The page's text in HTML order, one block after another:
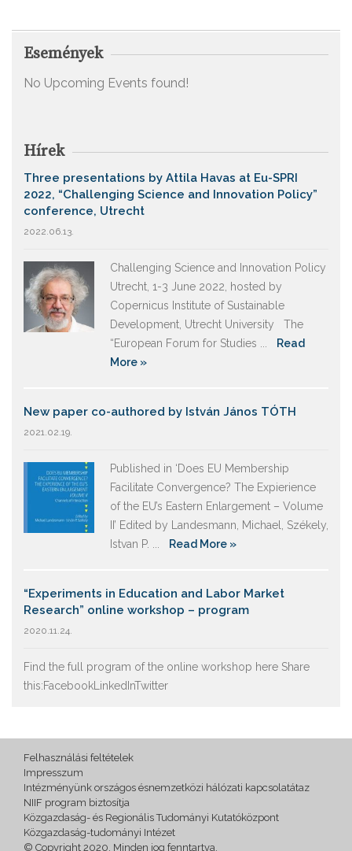
Események
No Upcoming Events found!
Hírek
Three presentations by Attila Havas at Eu-SPRI
2022, “Challenging Science and Innovation Policy”
conference, Utrecht
2022.06.13.
Challenging Science and Innovation Policy
Utrecht, 1-3 June 2022, hosted by
Copernicus Institute of Sustainable
Development, Utrecht University The
“European Forum for Studies ...
Read
More »
New paper co-authored by István János TÓTH
2021.02.19.
Published in ‘Does EU Membership
Facilitate Convergence? The Expierience
of the EU’s Eastern Enlargement – Volume
II’ Edited by Landesmann, Michael, Székely,
Istvan P. ...
Read More »
“Experiments in Education and Labor Market
Research” online workshop – program
2020.11.24.
Find the full program of the online workshop here Share
this:FacebookLinkedInTwitter
Felhasználási feltételek
Impresszum
Intézményünk országos ésnemzetközi hálózati kapcsolatátaz
NIIF program biztosítja
Közgazdaság- és Regionális Tudományi Kutatóközpont
Közgazdaság-tudományi Intézet
© Copyright 2020. Minden jog fenntartva.